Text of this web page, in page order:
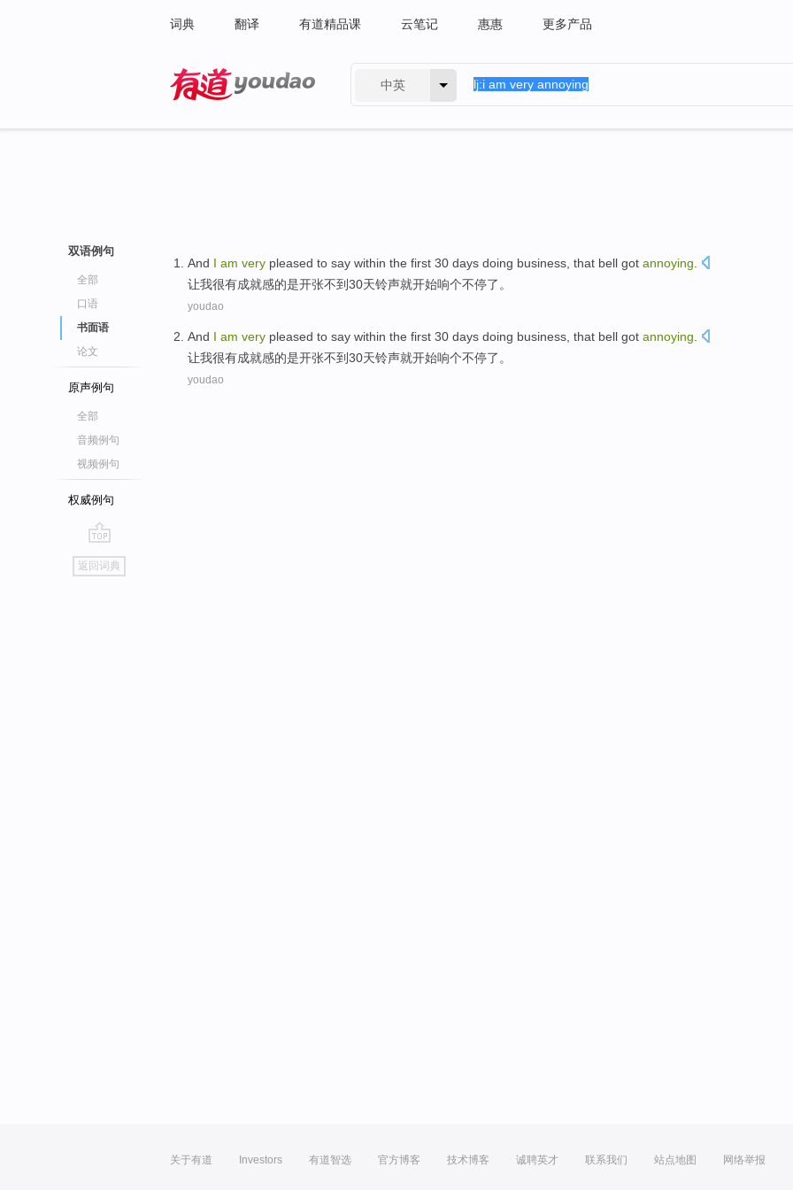
词典 翻译 有道精品课 云笔记 惠惠 更多产品
中英
双语例句
全部
口语
书面语
论文
原声例句
全部
音频例句
视频例句
权威例句
go
top
返回词典
And I am very pleased to say within the first 30 days doing business, that bell got annoying
让我很有成就感的是开张不到30天铃声就开始响个不停了。
youdao
And I am very pleased to say within the first 30 days doing business, that bell got annoying
让我很有成就感的是开张不到30天铃声就开始响个不停了。
youdao
关于有道 Investors 有道智选 官方博客 技术博客 诚聘英才 联系我们 站点地图 网络举报